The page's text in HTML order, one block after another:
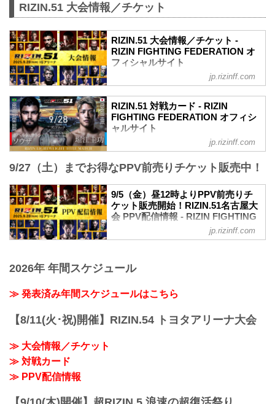
LANDMARK 10 in NAGOYA 前夜祭の概
開催『RIZIN LANDMARK 10 in NAGOYA
前夜祭』ファンクラブ参加者大募集！
【FC特別価格】 ▼サトシ、井上、伊澤の
王者3名が登場！RIZ...
RIZIN.51 大会情報／チケット
RIZIN.51 大会情報／チケット -
RIZIN FIGHTING FEDERATION オ
フィシャルサイト
S席完売いたしました。
8/18（月）更新
VVIP席、A席完売いたしました。
開場（予定）が以下の時間に変更となり
11:30開場（予定）／13:00開始（予定）
↓
11:00開場（予定）／13:00開始（予定）
MOVIE
- YouTube
youtu.be
2025年9月28日（日）11:00開場（予定）
※開場・開始時間は予定です。決定次第
しま...
jp.rizinff.com
RIZIN.51 対戦カード - RIZIN
FIGHTING FEDERATION オフィシ
ャルサイト
ライト級タイトルマッチ／ホベルト・サ
ライト級タイトルマッチ
ホベルト・サトシ・ソウザ vs. 堀江圭功
フェザー級タイトルマッチ／ラジャブア
リ・シェイドゥラエフ vs. ビクター・コ
フェザー級タイトルマッチ
クター・コレスニック
RIZIN MMAルール：5分3R（...
jp.rizinff.com
9/27（土）までお得なPPV前売りチケット販売中！
9/5（金）昼12時よりPPV前売りチ
ケット販売開始！RIZIN.51名古屋大
会 PPV配信情報 - RIZIN FIGHTING
FEDERATION オフィシャルサイト
CLUB、ABEMA、U-NEXT、RIZIN LIVE
お得なPPV前売りチケットは、大会前日
の9月27日（土）23:59まで販売！
会場に来られない方、また会場にも行く
が実況・解説ありで試合を見たい方は是
jp.rizinff.com
2026年 年間スケジュール
≫ 発表済み年間スケジュールはこちら
【8/11(火･祝)開催】RIZIN.54 トヨタアリーナ大会
≫ 大会情報／チケット
≫ 対戦カード
≫ PPV配信情報